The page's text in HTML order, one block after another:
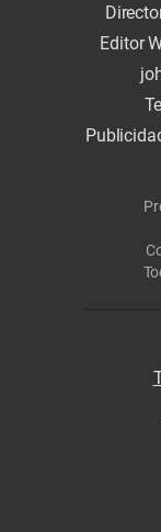
Editor